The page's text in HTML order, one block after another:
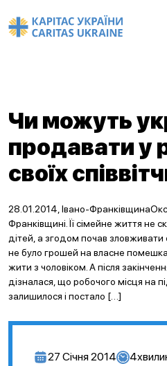
Чи можуть
продавати у
своїх
28.01.2014, Івано-
Франківщині. Її сімейне життя не
дітей, а згодом почав
не було грошей на власне
жити з чоловіком. А після
дізналася, що робочого місця на
залишилося і постало […]
27 Січня 2014 4